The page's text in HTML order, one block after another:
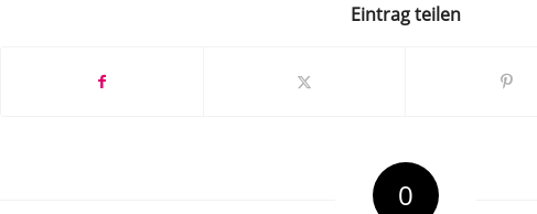
Eintrag teilen
0